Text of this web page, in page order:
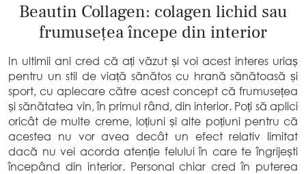
Beautin Collagen: colagen lichid sau
frumusețea începe din interior
In ultimii ani cred că ați văzut și voi acest interes uriaș
pentru un stil de viață sănătos cu hrană sănătoasă și
sport, cu aplecare către acest concept că frumusețea
și sănătatea vin, în primul rând, din interior. Poți să aplici
oricât de multe creme, loțiuni și alte poțiuni pentru că
acestea nu vor avea decât un efect relativ limitat
dacă nu vei acorda atenție felului în care te îngrijești
începând din interior. Personal chiar cred în puterea